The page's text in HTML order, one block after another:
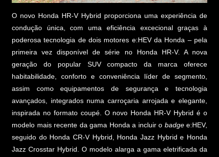
O novo Honda HR-V Hybrid proporciona uma experiência de
condução única, com uma eficiência excecional graças à
poderosa tecnologia de dois motores e:HEV da Honda – pela
primeira vez disponível de série no Honda HR-V. A nova
geração do popular SUV compacto da marca oferece
habitabilidade, conforto e conveniência líder de segmento,
assim como equipamentos de segurança e tecnologia
avançados, integrados numa carroçaria arrojada e elegante,
inspirada no formato coupé. O novo Honda HR-V Hybrid é o
modelo mais recente da gama Honda a incluir o badgee:HEV,
seguido do Honda CR-V Hybrid, Honda Jazz Hybrid e Honda
Jazz Crosstar Hybrid. O modelo alarga a gama eletrificada da